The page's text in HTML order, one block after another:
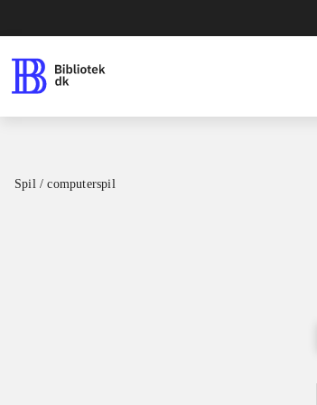
Spil / computerspil